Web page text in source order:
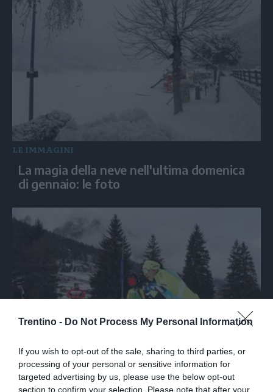
Trentino - Do Not Process My Personal Information
If you wish to opt-out of the sale, sharing to third parties, or
processing of your personal or sensitive information for
targeted advertising by us, please use the below opt-out
section to confirm your selection. Please note that after your
LE IMMAGINI
La magia della neve nell'ultima domenica
di gennaio: le foto
SPORT